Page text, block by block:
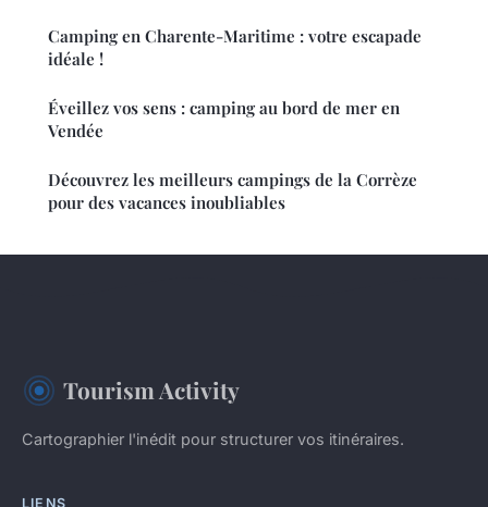
Camping en Charente-Maritime : votre escapade
idéale !
Éveillez vos sens : camping au bord de mer en
Vendée
Découvrez les meilleurs campings de la Corrèze
pour des vacances inoubliables
Tourism Activity
Cartographier l'inédit pour structurer vos itinéraires.
LIENS